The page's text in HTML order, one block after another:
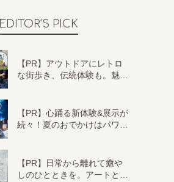
EDITOR'S PICK
【PR】アウトドアにレトロ
な街歩き、伝統体験も。魅…
【PR】心踊る新体験&展示が
続々！夏のおでかけはパワ…
【PR】日常から離れて癒や
しのひとときを。アートと…